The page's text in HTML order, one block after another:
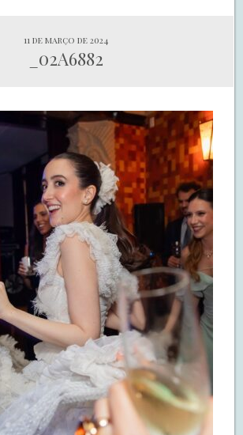
11 de março de 2024
_02A6882